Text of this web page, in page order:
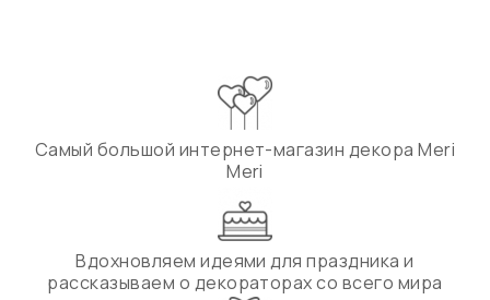
Самый большой интернет-магазин декора Meri
Meri
Вдохновляем идеями для праздника и
рассказываем о декораторах со всего мира